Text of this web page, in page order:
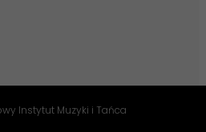
Instytut Muzyki i Tańca